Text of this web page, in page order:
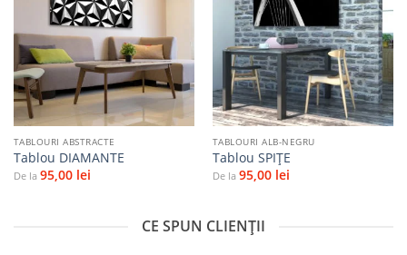
la
favorite
TABLOURI ABSTRACTE
Tablou DIAMANTE
De la 95,00 lei
Adaugă
la
favorite
TABLOURI ALB-NEGRU
Tablou SPIȚE
De la 95,00 lei
CE SPUN CLIENȚII